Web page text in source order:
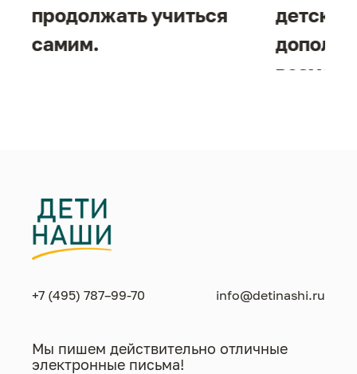
продолжать учиться
самим.
+7 (495) 787–99-70 info@detinashi.ru
Мы пишем действительно отличные
электронные письма!